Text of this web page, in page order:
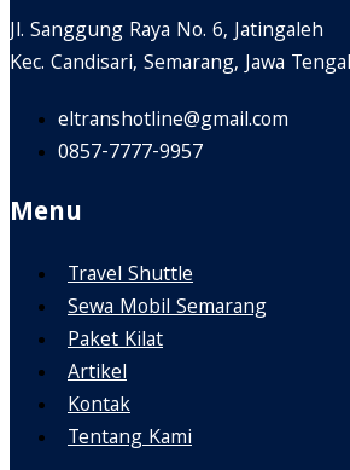
Jl. Sanggung Raya No. 6, Jatingaleh
Kec. Candisari, Semarang, Jawa
eltranshotline@gmail.com
0857-7777-9957
Menu
Travel Shuttle
Sewa Mobil Semarang
Paket Kilat
Artikel
Kontak
Tentang Kami